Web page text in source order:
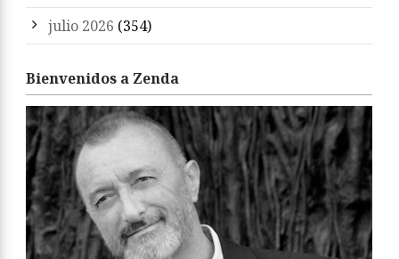
julio 2026 (354)
Bienvenidos a Zenda